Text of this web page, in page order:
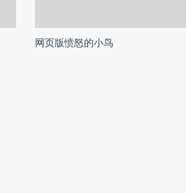
网页版愤怒的小鸟